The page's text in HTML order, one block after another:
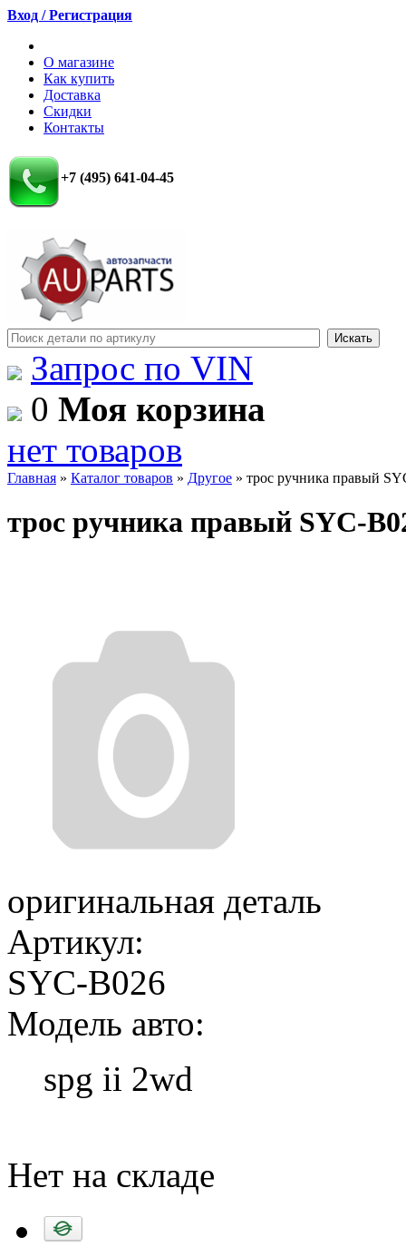
Вход / Регистрация
О магазине
Как купить
Доставка
Скидки
Контакты
+7 (495) 641-04-45
Запрос по VIN
0 Моя корзина
нет товаров
Главная » Каталог товаров » Другое » трос ручника правый
трос ручника правый SYC-
оригинальная деталь
Артикул:
SYC-B026
Модель авто:
spg ii 2wd
Нет на складе